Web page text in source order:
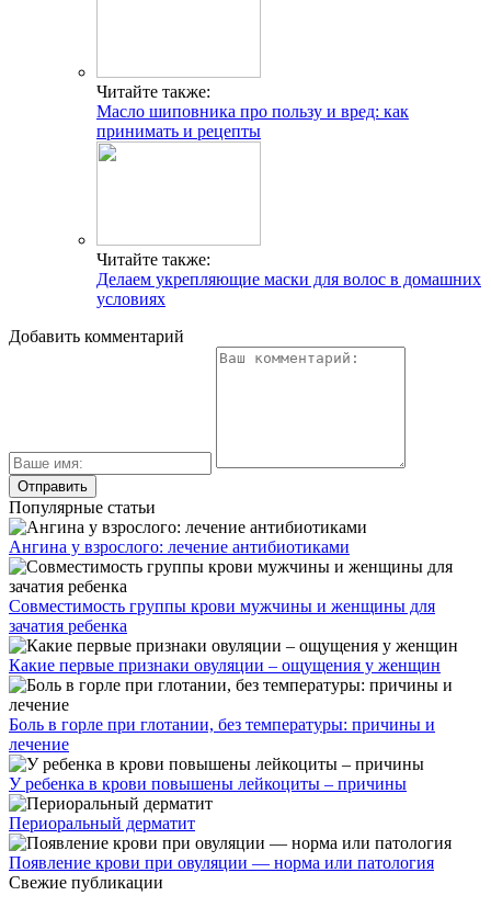
Читайте также:
Масло шиповника про пользу и вред: как
принимать и рецепты
Читайте также:
Делаем укрепляющие маски для волос в домашних
условиях
Добавить комментарий
Популярные статьи
Ангина у взрослого: лечение антибиотиками
Совместимость группы крови мужчины и женщины для
зачатия ребенка
Какие первые признаки овуляции – ощущения у женщин
Боль в горле при глотании, без температуры: причины и
лечение
У ребенка в крови повышены лейкоциты – причины
Периоральный дерматит
Появление крови при овуляции — норма или патология
Свежие публикации